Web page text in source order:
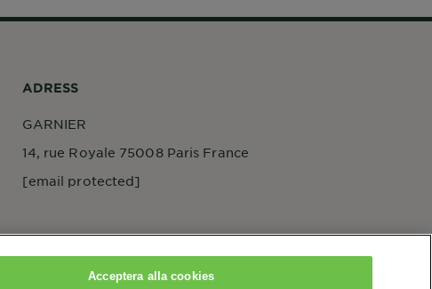
ADRESS
GARNIER
14, rue Royale 75008 Paris France
[email protected]
Acceptera alla cookies